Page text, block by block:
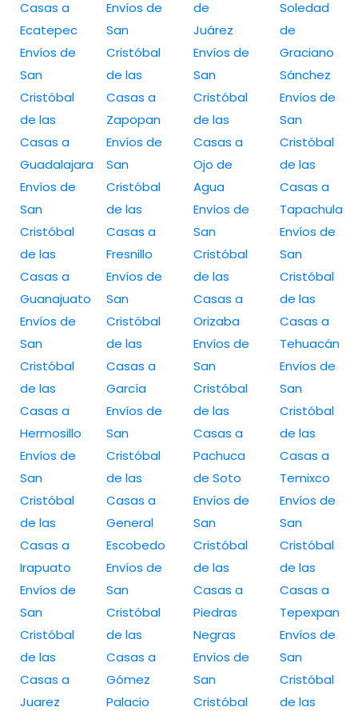
Casas a
Ecatepec
Envíos de
San
Cristóbal
de las
Casas a
Guadalajara
Envíos de
San
Cristóbal
de las
Casas a
Guanajuato
Envíos de
San
Cristóbal
de las
Casas a
Hermosillo
Envíos de
San
Cristóbal
de las
Casas a
Irapuato
Envíos de
San
Cristóbal
de las
Casas a
Juarez
Envíos de
San
Cristóbal
de las
Casas a
Zapopan
Envíos de
San
Cristóbal
de las
Casas a
Fresnillo
Envíos de
San
Cristóbal
de las
Casas a
García
Envíos de
San
Cristóbal
de las
Casas a
General
Escobedo
Envíos de
San
Cristóbal
de las
Casas a
Gómez
Palacio
de
Juárez
Envíos de
San
Cristóbal
de las
Casas a
Ojo de
Agua
Envíos de
San
Cristóbal
de las
Casas a
Orizaba
Envíos de
San
Cristóbal
de las
Casas a
Pachuca
de Soto
Envíos de
San
Cristóbal
de las
Casas a
Piedras
Negras
Envíos de
San
Cristóbal
Soledad
de
Graciano
Sánchez
Envíos de
San
Cristóbal
de las
Casas a
Tapachula
Envíos de
San
Cristóbal
de las
Casas a
Tehuacán
Envíos de
San
Cristóbal
de las
Casas a
Temixco
Envíos de
San
Cristóbal
de las
Casas a
Tepexpan
Envíos de
San
Cristóbal
de las